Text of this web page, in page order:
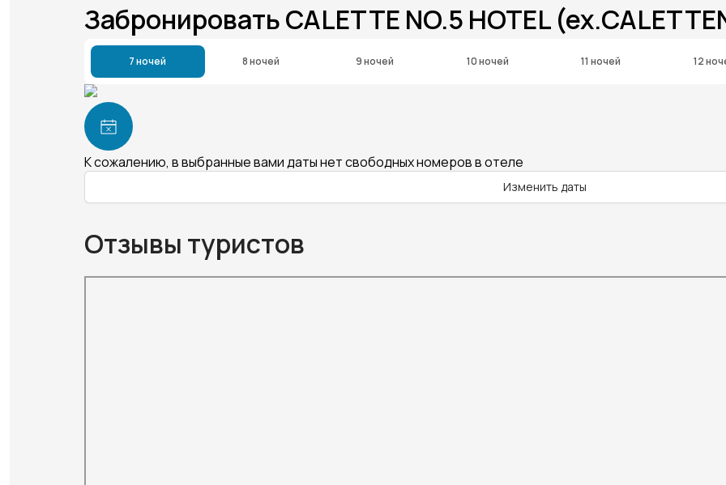
Забронировать CALETTE NO.5 HOTEL
7 ночей 8 ночей 9 ночей 10 ночей 11 ночей 12
К сожалению, в выбранные вами даты нет свободных номеров в отеле
Изменить даты
Отзывы туристов